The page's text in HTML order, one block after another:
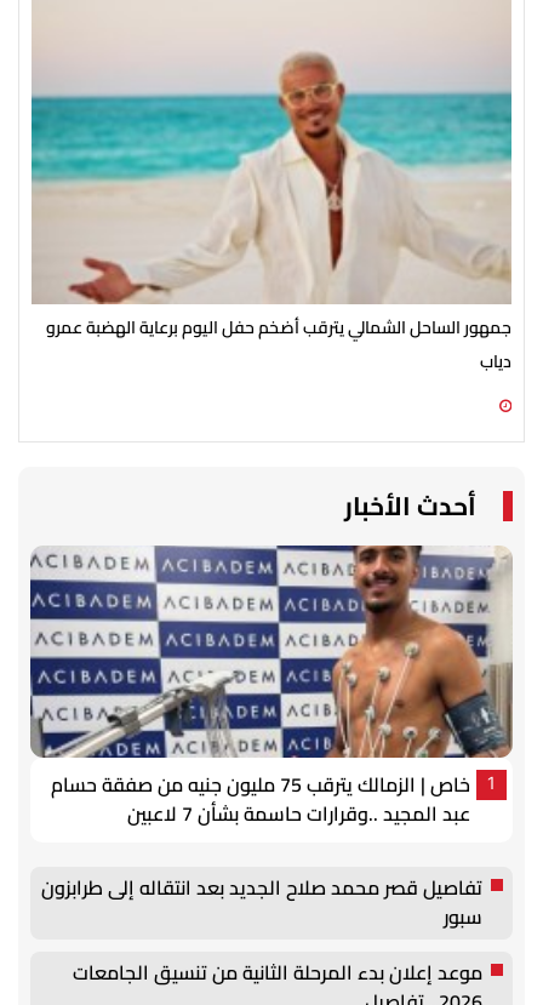
جمهور الساحل الشمالي يترقب أضخم حفل اليوم برعاية الهضبة عمرو
دياب
أحدث الأخبار
1
خاص | الزمالك يترقب 75 مليون جنيه من صفقة حسام
عبد المجيد ..وقرارات حاسمة بشأن 7 لاعبين
تفاصيل قصر محمد صلاح الجديد بعد انتقاله إلى طرابزون
سبور
موعد إعلان بدء المرحلة الثانية من تنسيق الجامعات